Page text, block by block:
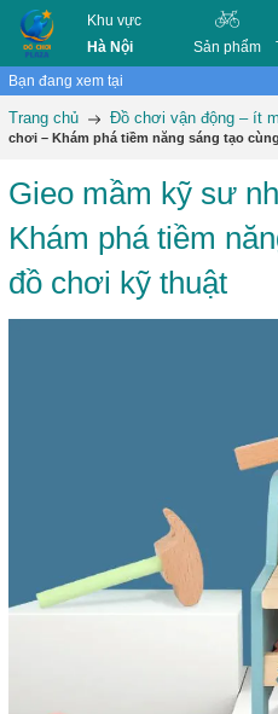
Khu vực
Hà Nội
Sản phẩm
Bạn đang xem tại
Trang chủ Đồ chơi vận động – ít
chơi – Khám phá tiềm năng sáng tạo
Gieo mầm kỹ sư
Khám phá tiềm
đồ chơi kỹ thuật